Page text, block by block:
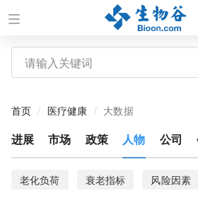
首页 医疗健康 大数据
进展 市场 政策 人物 公司
老化负荷 衰老指标 风险因素